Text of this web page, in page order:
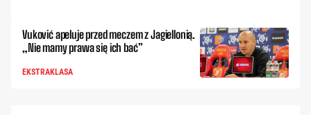
Vuković apeluje przed meczem z Jagiellonią.
„Nie mamy prawa się ich bać”
EKSTRAKLASA